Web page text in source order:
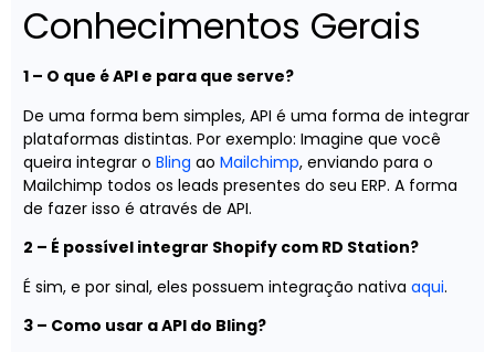
Conhecimentos Gerais
1 – O que é API e para que serve?
De uma forma bem simples, API é uma forma de integrar
plataformas distintas. Por exemplo: Imagine que você
queira integrar o Bling ao Mailchimp, enviando para o
Mailchimp todos os leads presentes do seu ERP. A forma
de fazer isso é através de API.
2 – É possível integrar Shopify com RD Station?
É sim, e por sinal, eles possuem integração nativa aqui.
3 – Como usar a API do Bling?